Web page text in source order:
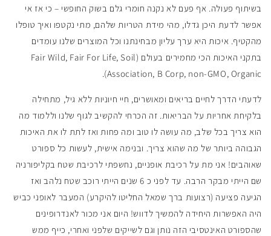
בשיתוף פעולה. אף פעם לא נקנה חומרי גלם בשוק החופשי – כי אז אי
אפשר לדעת היכן גדלו, מהי מידת הטריות שלהם, מתי נקטפו ואיך טופלו
מהקטיף. איכות היא ערך עליון מבחינתנו וכל המוצרים שלנו עומדים
בתקני האיכות הכי מחמירים בעולם (Fair Wild, Fair For Life, Soil
Association, B Corp, non-GMO, Organic).
לדעתי הדרך לחיים בריאים ומאושרים, חיי חיוניות ללא גיל, מתחילה
בלקיחת אחריות על הבריאות. זה הכרחי להקשיב לגוף שלנו וללמוד מה
הוא צריך בכל שלב, מה עושה לו טוב ומה פחות ואז לתת לו את האיכות
הגבוהה ביותר של מה שהוא צריך. ובנימה אישית, לעשות כל ספורט
שאוהבים! אני מת על רכיבת אופניים, נחשפתי לרכיבת שטח בקליפורניה
שם הייתי מבקר הרבה. עד לפני כ 6 שנים הייתי רוכב שטח נלהב ואז
הגיעה פציעה (רצועות ברך שמאל החליטו להיקרע) המעבר לאופני כביש
היה האפשרות היחידה להמשיך לדווש! היום אני מכור לאנדרופינים
שהספורט האינטסיבי הזה נותן וגם לשייקים שלפני ואחרי, כייף ממש